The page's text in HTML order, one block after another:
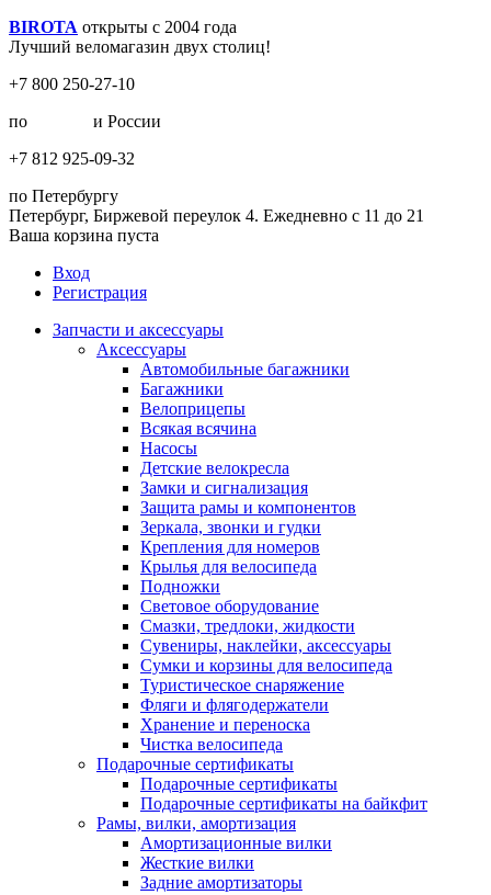
BIROTA открыты с 2004 года
Лучший веломагазин двух столиц!
+7 800 250-27-10
по
и России
+7 812 925-09-32
по Петербургу
Петербург, Биржевой переулок 4. Ежедневно с 11 до 21
Ваша корзина пуста
Вход
Регистрация
Запчасти и аксессуары
Аксессуары
Автомобильные багажники
Багажники
Велоприцепы
Всякая всячина
Насосы
Детские велокресла
Замки и сигнализация
Защита рамы и компонентов
Зеркала, звонки и гудки
Крепления для номеров
Крылья для велосипеда
Подножки
Световое оборудование
Смазки, тредлоки, жидкости
Сувениры, наклейки, аксессуары
Сумки и корзины для велосипеда
Туристическое снаряжение
Фляги и флягодержатели
Хранение и переноска
Чистка велосипеда
Подарочные сертификаты
Подарочные сертификаты
Подарочные сертификаты на байкфит
Рамы, вилки, амортизация
Амортизационные вилки
Жесткие вилки
Задние амортизаторы